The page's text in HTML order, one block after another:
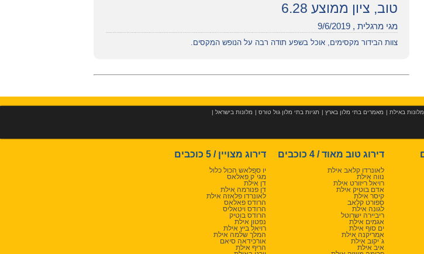
טוב, ציון ממוצע 6.28
מגי מרגלית , 9/6/2019
צוות הבידור מקסימים, אוכל בשפע תודה רבה על הנופש המקסים.
מלונות באילת | מאמרים בתי מלון בארץ | תגיות בתי מלון גול טורס | מלונות בישראל |
דירוג טוב מאוד / 4 כוכבים
לאונרדו קלאב אילת
נווה אילת
רויאל ריזורט אילת
אדם בוטיק אילת
קיסר אילת
ספורט קלאב
לגונה אילת
ריביירה ישרוטל
אגמים אילת
ים סוף אילת
אמריקנה אילת
ג`יקוב אילת
איב אילת
דירוג מצויין / 5 כוכבים
יו ספלאש הכול כלול
מגי`ק פאלאס
דן אילת
דן פנורמה אילת
לאונרדו פלאזה אילת
הרודס פאלאס
הרודס ויטאליס
הרודס בוטיק
נפטון אילת
רויאל ביץ אילת
המלך שלמה אילת
אורכידאה סיאם
הריף אילת